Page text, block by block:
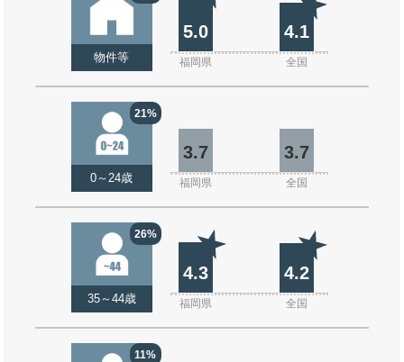
物件等
5.0 4.1
福岡県 全国
21%
0～24歳
3.7 3.7
福岡県 全国
26%
35～44歳
4.3 4.2
福岡県 全国
11%